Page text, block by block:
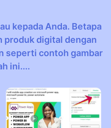
kepada Anda. Betapa
produk digital dengan
seperti contoh gambar
ini....